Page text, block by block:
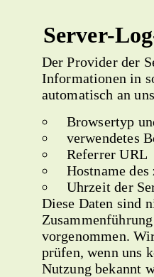
Server-
Der Provider der
Informationen in
automatisch an
Browsertyp
verwendetes
Referrer URL
Hostname
Uhrzeit der
Diese Daten sind
vorgenommen.
prüfen, wenn uns
Nutzung bekannt